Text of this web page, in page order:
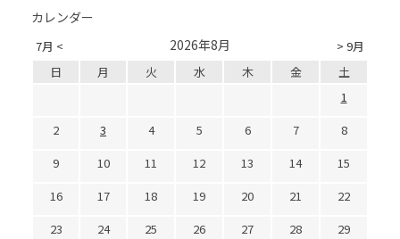
カレンダー
7月 < > 9月
2026年8月
日 月 火 水 木 金
土
1
2
3 4 5 6 7
8
9
10 11 12 13 14
15
16
17 18 19 20 21
22
23
24 25 26 27 28
29